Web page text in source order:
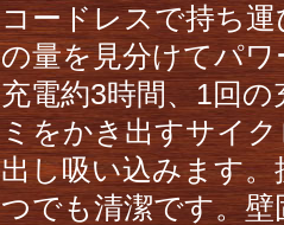
コードレスで持ち
の量を見分けてパ
充電約3時間、1回
ミをかき出すサイ
出し吸い込みます
つでも清潔です。